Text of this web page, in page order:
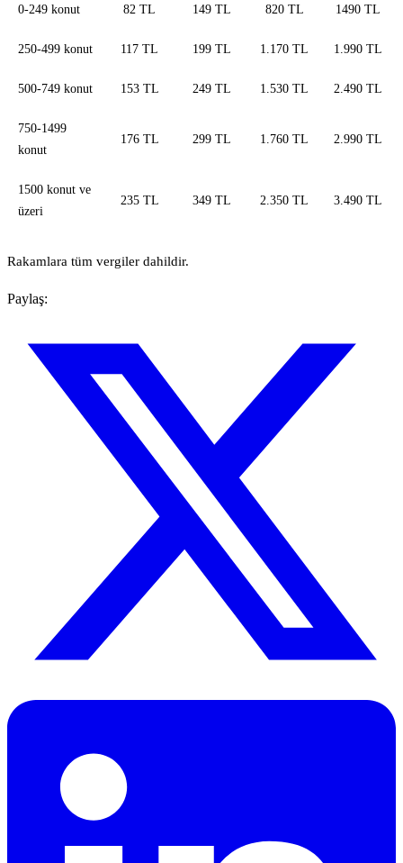
0-249 konut 82 TL 149 TL 820 TL 1490 TL
250-499 konut 117 TL 199 TL 1.170 TL 1.990 TL
500-749 konut 153 TL 249 TL 1.530 TL 2.490 TL
750-1499
konut
176 TL 299 TL 1.760 TL 2.990 TL
1500 konut ve
üzeri
235 TL 349 TL 2.350 TL 3.490 TL
Rakamlara tüm vergiler dahildir.
Paylaş: